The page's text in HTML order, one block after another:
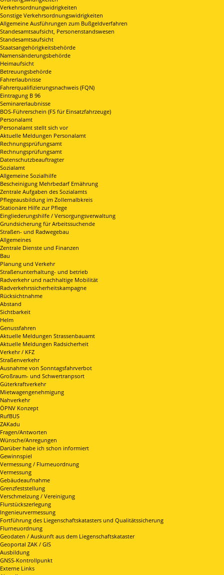
Verkehrsordnungwidrigkeiten
Sonstige Verkehrsordnungswidrigkeiten
Allgemeine Ausführungen zum Bußgeldverfahren
Standesamtsaufsicht, Personenstandswesen
Standesamtsaufsicht
Staatsangehörigkeitsbehörde
Namensänderungsbehörde
Heimaufsicht
Betreuungsbehörde
Fahrerlaubnisse
Fahrerqualifizierungsnachweis (FQN)
Eintragung B 96
Seminarerlaubnisse
BOS-Führerschein (FS für Einsatzfahrzeuge)
Personalamt
Personalamt stellt sich vor
Aktuelle Meldungen Personalamt
Rechnungsprüfungsamt
Rechnungsprüfungsamt
Datenschutzbeauftragter
Sozialamt
Allgemeine Sozialhilfe
Bescheinigung Mehrbedarf Ernährung
Zentrale Aufgaben des Sozialamts
Pflegeausbildung im Zollernalbkreis
Stationäre Hilfe zur Pflege
Eingliederungshilfe / Versorgungsverwaltung
Grundsicherung für Arbeitssuchende
Straßen- und Radwegebau
Allgemeines
Zentrale Dienste und Finanzen
Bau
Planung und Verkehr
Straßenunterhaltung- und betrieb
Radverkehr und nachhaltige Mobilität
Radverkehrssicherheitskampagne
Rücksichtnahme
Abstand
Sichtbarkeit
Helm
Genussfahren
Aktuelle Meldungen Strassenbauamt
Aktuelle Meldungen Radsicherheit
Verkehr / KFZ
Straßenverkehr
Ausnahme von Sonntagsfahrverbot
Großraum- und Schwertranpsort
Güterkraftverkehr
Mietwagengenehmigung
Nahverkehr
ÖPNV Konzept
RufBUS
ZAKadu
Fragen/Antworten
Wünsche/Anregungen
Darüber habe ich schon informiert
Gewinnspiel
Vermessung / Flurneuordnung
Vermessung
Gebäudeaufnahme
Grenzfeststellung
Verschmelzung / Vereinigung
Flurstückszerlegung
Ingenieurvermessung
Fortführung des Liegenschaftskatasters und Qualitätssicherung
Flurneuordnung
Geodaten / Auskunft aus dem Liegenschaftskataster
Geoportal ZAK / GIS
Ausbildung
GNSS-Kontrollpunkt
Externe Links